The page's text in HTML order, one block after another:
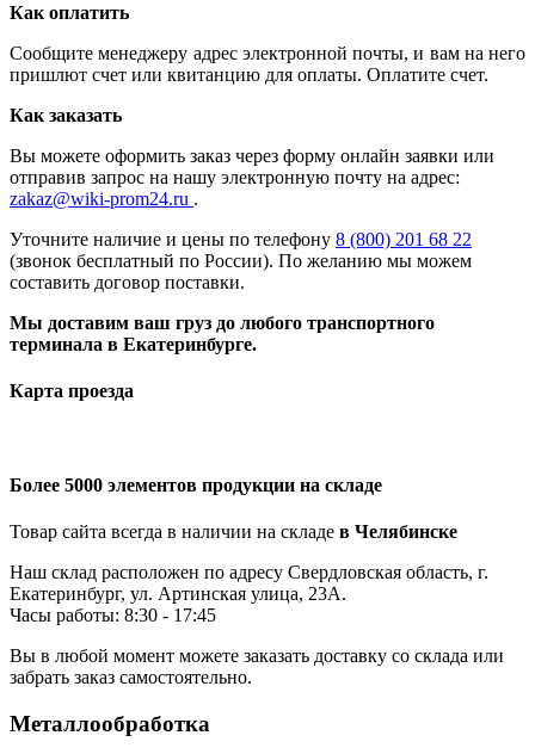
Как оплатить
Сообщите менеджеру адрес электронной почты, и вам на него
пришлют счет или квитанцию для оплаты. Оплатите счет.
Как заказать
Вы можете оформить заказ через форму онлайн заявки или
отправив запрос на нашу электронную почту на адрес:
zakaz@wiki-prom24.ru .
Уточните наличие и цены по телефону 8 (800) 201 68 22
(звонок бесплатный по России). По желанию мы можем
составить договор поставки.
Мы доставим ваш груз до любого транспортного
терминала в Екатеринбурге.
Карта проезда
Более 5000 элементов продукции на складе
Товар сайта всегда в наличии на складе в Челябинске
Наш склад расположен по адресу Свердловская область, г.
Екатеринбург, ул. Артинская улица, 23А.
Часы работы: 8:30 - 17:45
Вы в любой момент можете заказать доставку со склада или
забрать заказ самостоятельно.
Металлообработка